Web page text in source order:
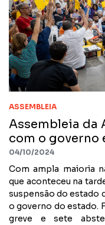
ASSEMBLEIA
Assembleia da
com o governo
04/10/2024
Com ampla maioria
que aconteceu na
suspensão do estado
o governo do estado.
greve e sete